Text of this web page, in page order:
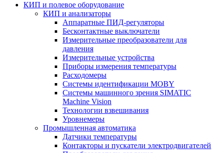
КИП и полевое оборудование
КИП и анализаторы
Аппаратные ПИД-регуляторы
Бесконтактные выключатели
Измерительные преобразователи для
давления
Измерительные устройства
Приборы измерения температуры
Расходомеры
Системы идентификации MOBY
Системы машинного зрения SIMATIC
Machine Vision
Технологии взвешивания
Уровнемеры
Промышленная автоматика
Датчики температуры
Контакторы и пускатели электродвигателей